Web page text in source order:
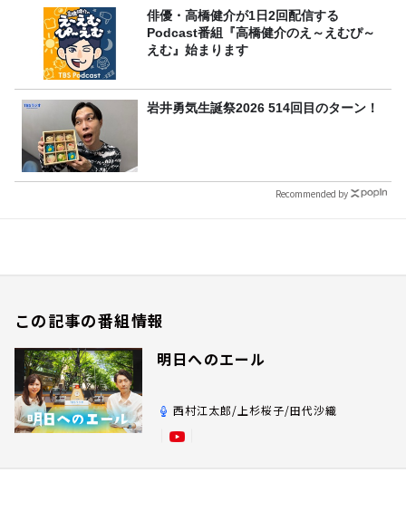
俳優・高橋健介が1日2回配信する
Podcast番組『高橋健介のえ～えむぴ～
えむ』始まります
岩井勇気生誕祭2026 514回目のターン！
Recommended by
この記事の番組情報
明日へのエール
西村江太郎/上杉桜子/田代沙織